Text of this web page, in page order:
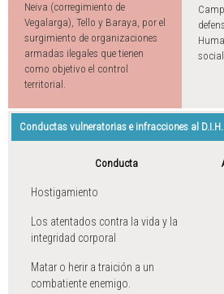
Neiva (corregimiento de
Vegalarga), Tello y Baraya, por el
surgimiento de organizaciones
armadas ilegales que tienen
como objetivo el control
territorial.
Conductas vulneratorias e infracciones al D.I.H.
Conducta
Hostigamiento
Los atentados contra la vida y la
integridad corporal
Matar o herir a traición a un
combatiente enemigo.